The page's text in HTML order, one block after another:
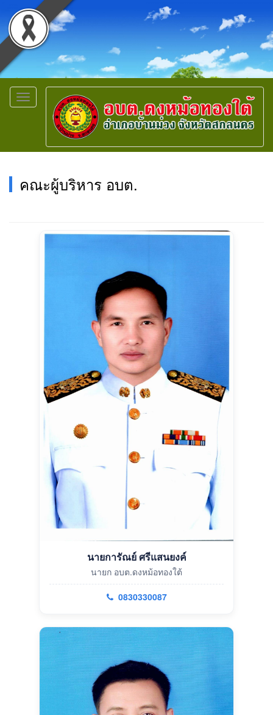
Toggle
navigation
คณะผู้บริหาร อบต.
นายการัณย์ ศรีแสนยงค์
นายก อบต.ดงหม้อทองใต้
0830330087